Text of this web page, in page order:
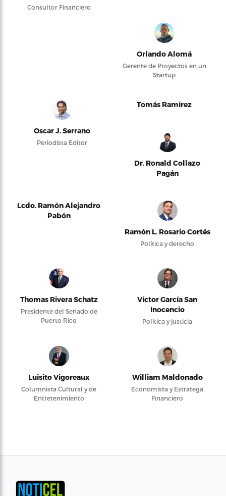
Consultor Financiero
Orlando Alomá
Gerente de Proyectos en un
Startup
Oscar J. Serrano
Periodista Editor
Tomás Ramírez
Dr. Ronald Collazo
Pagán
Lcdo. Ramón Alejandro
Pabón
Ramón L. Rosario Cortés
Política y derecho
Thomas Rivera Schatz
Presidente del Senado de
Puerto Rico
Víctor García San
Inocencio
Política y justicia
Luisito Vigoreaux
Columnista Cultural y de
Entretenimiento
William Maldonado
Economista y Estratega
Financiero